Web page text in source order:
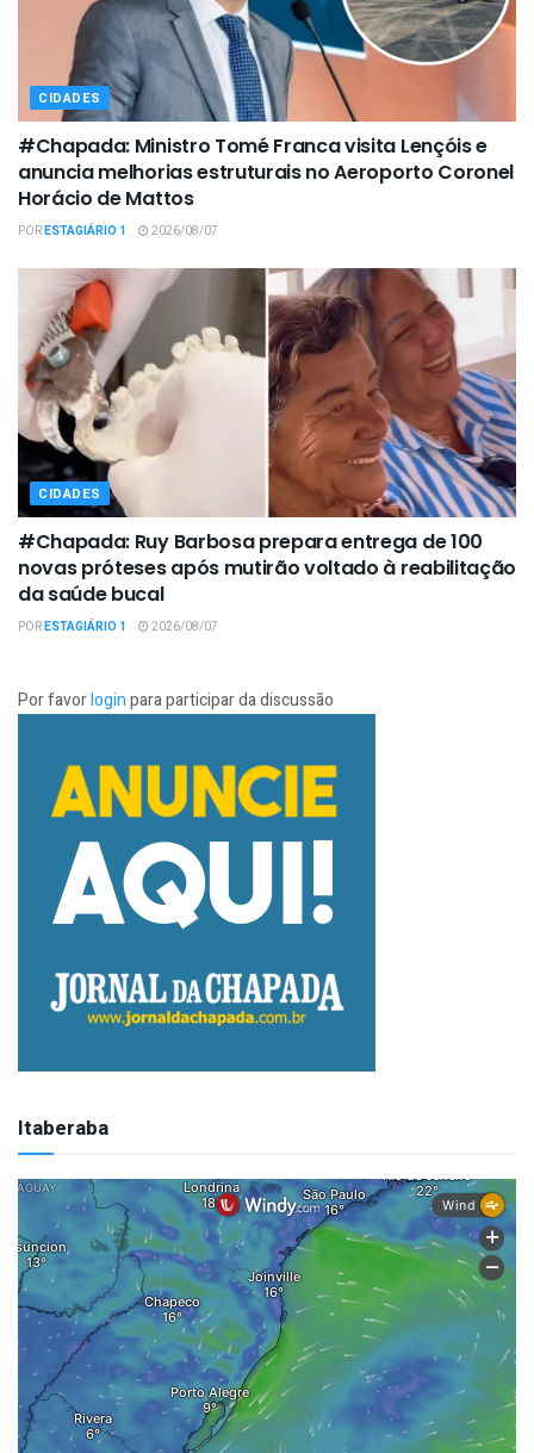
CIDADES
#Chapada: Ministro Tomé Franca visita Lençóis e
anuncia melhorias estruturais no Aeroporto Coronel
Horácio de Mattos
PORESTAGIÁRIO 1 2026/08/07
CIDADES
#Chapada: Ruy Barbosa prepara entrega de 100
novas próteses após mutirão voltado à reabilitação
da saúde bucal
PORESTAGIÁRIO 1 2026/08/07
Por favorloginpara participar da discussão
Itaberaba